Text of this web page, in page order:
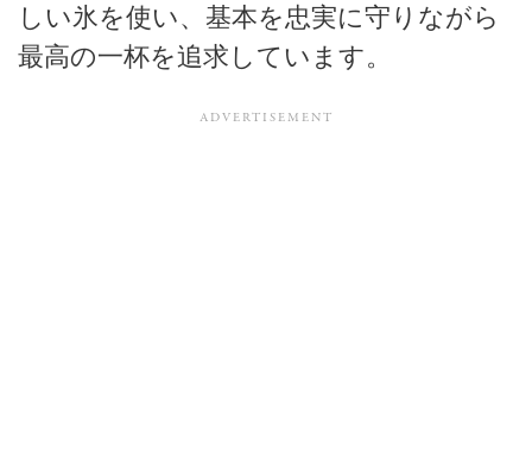
しい氷を使い、基本を忠実に守りながら
最高の一杯を追求しています。